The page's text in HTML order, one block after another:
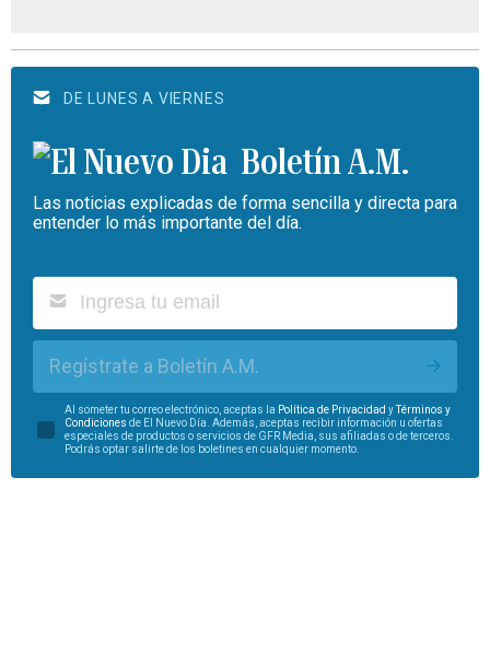
DE LUNES A VIERNES
Boletín A.M.
Las noticias explicadas de forma sencilla y directa para
entender lo más importante del día.
Regístrate a Boletín A.M.
Al someter tu correo electrónico, aceptas la Política de Privacidad yTérminos y
Condiciones de El Nuevo Día. Además, aceptas recibir información u ofertas
especiales de productos o servicios de GFR Media, sus afiliadas o de terceros.
Podrás optar salirte de los boletines en cualquier momento.